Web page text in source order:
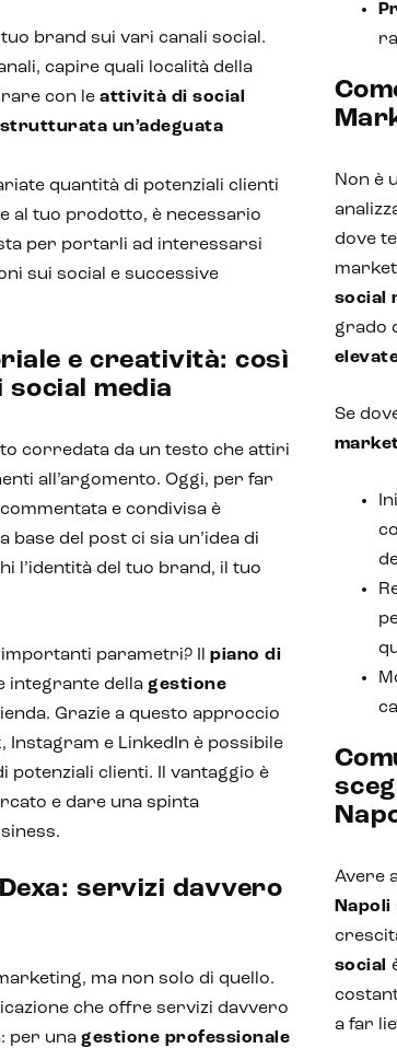
brand sui vari canali social.
capire quali località della
con le attività di social
strutturata un’adeguata
quantità di potenziali clienti
al tuo prodotto, è necessario
per portarli ad interessarsi
sui social e successive
e creatività: così
social media
corredata da un testo che attiri
all’argomento. Oggi, per far
e condivisa è
del post ci sia un’idea di
l’identità del tuo brand, il tuo
parametri? Il piano di
integrante della gestione
Grazie a questo approccio
Instagram e LinkedIn è possibile
potenziali clienti. Il vantaggio è
e dare una spinta
servizi davvero
ma non solo di quello.
che offre servizi davvero
per una gestione professionale
Non è
dove
social
grado
Se
Avere
Napoli
social
a far